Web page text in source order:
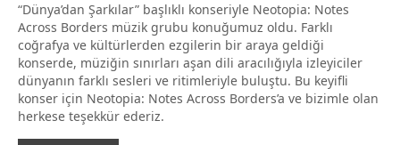
“Dünya’dan Şarkılar” başlıklı konseriyle Neotopia: Notes
Across Borders müzik grubu konuğumuz oldu. Farklı
coğrafya ve kültürlerden ezgilerin bir araya geldiği
konserde, müziğin sınırları aşan dili aracılığıyla izleyiciler
dünyanın farklı sesleri ve ritimleriyle buluştu. Bu keyifli
konser için Neotopia: Notes Across Borders’a ve bizimle olan
herkese teşekkür ederiz.